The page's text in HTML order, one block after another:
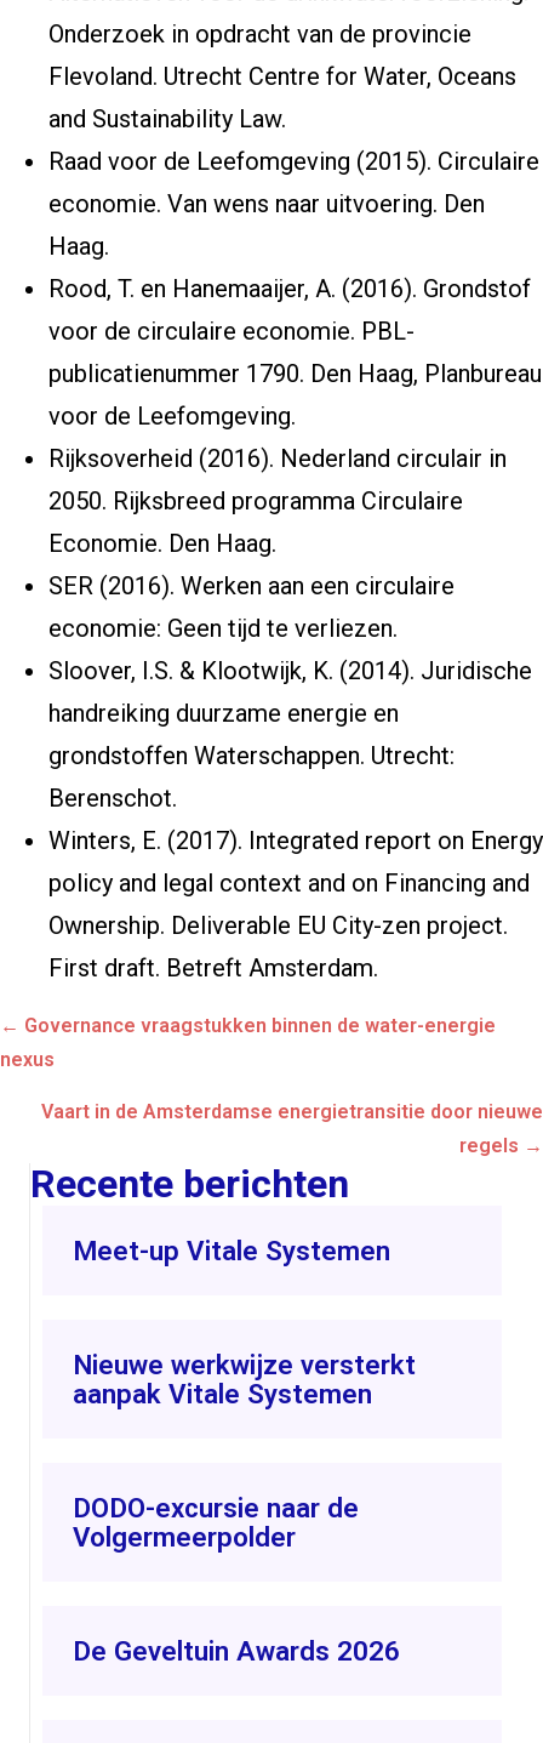
Onderzoek in opdracht van de provincie
Flevoland. Utrecht Centre for Water, Oceans
and Sustainability Law.
Raad voor de Leefomgeving (2015). Circulaire
economie. Van wens naar uitvoering. Den
Haag.
Rood, T. en Hanemaaijer, A. (2016). Grondstof
voor de circulaire economie. PBL-
publicatienummer 1790. Den Haag, Planbureau
voor de Leefomgeving.
Rijksoverheid (2016). Nederland circulair in
2050. Rijksbreed programma Circulaire
Economie. Den Haag.
SER (2016). Werken aan een circulaire
economie: Geen tijd te verliezen.
Sloover, I.S. & Klootwijk, K. (2014). Juridische
handreiking duurzame energie en
grondstoffen Waterschappen. Utrecht:
Berenschot.
Winters, E. (2017). Integrated report on Energy
policy and legal context and on Financing and
Ownership. Deliverable EU City-zen project.
First draft. Betreft Amsterdam.
Posts
navigation
← Governance vraagstukken binnen de water-energie
nexus
Vaart in de Amsterdamse energietransitie door nieuwe
regels →
Recente berichten
Meet-up Vitale Systemen
Nieuwe werkwijze versterkt
aanpak Vitale Systemen
DODO-excursie naar de
Volgermeerpolder
De Geveltuin Awards 2026